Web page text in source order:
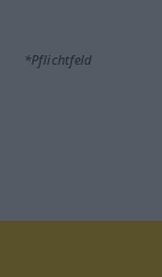
*Pflichtfeld